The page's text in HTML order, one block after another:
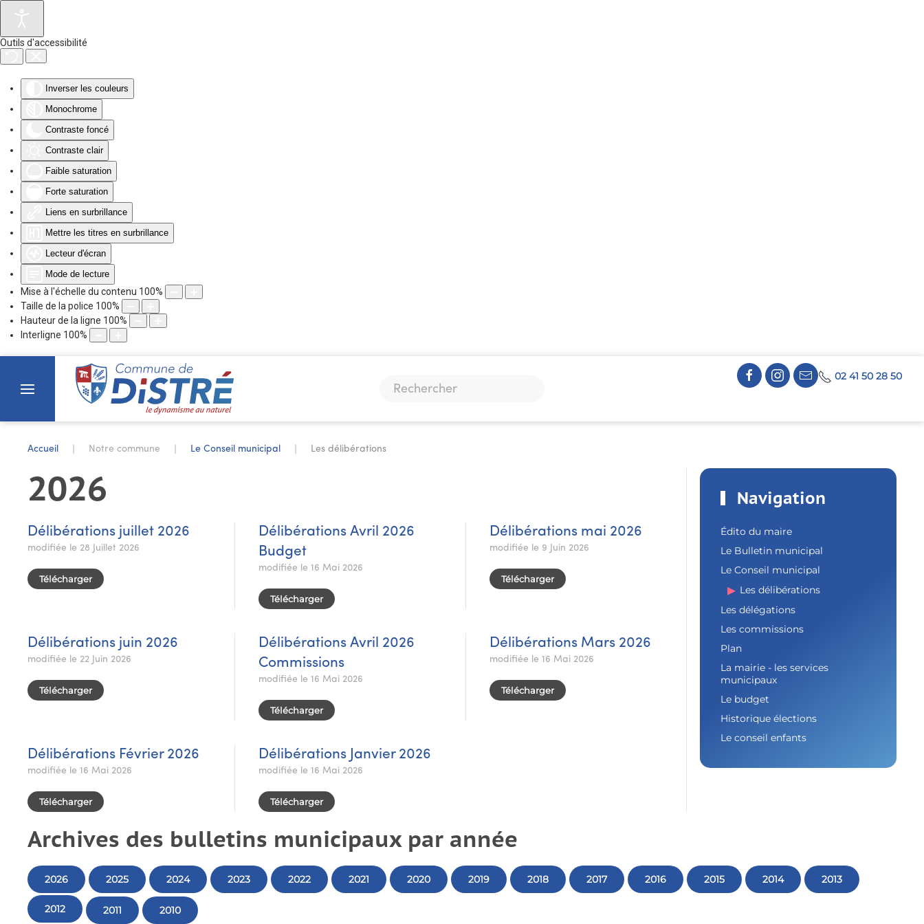
Outils d'accessibilité
Inverser les couleurs
Monochrome
Contraste foncé
Contraste clair
Faible saturation
Forte saturation
Liens en surbrillance
Mettre les titres en surbrillance
Lecteur d'écran
Mode de lecture
Mise à l'échelle du contenu 100%
Taille de la police 100%
Hauteur de la ligne 100%
Interligne 100%
Accéder au contenu principal
02 41 50 28 50
Accueil Notre commune Le Conseil municipal Les délibérations
2026
Délibérations juillet 2026
modifiée le 28 Juillet 2026
Télécharger
Délibérations Avril 2026
Budget
modifiée le 16 Mai 2026
Télécharger
Délibérations mai 2026
modifiée le 9 Juin 2026
Télécharger
Délibérations juin 2026
modifiée le 22 Juin 2026
Télécharger
Délibérations Avril 2026
Commissions
modifiée le 16 Mai 2026
Télécharger
Délibérations Mars 2026
modifiée le 16 Mai 2026
Télécharger
Délibérations Février 2026
modifiée le 16 Mai 2026
Télécharger
Délibérations Janvier 2026
modifiée le 16 Mai 2026
Télécharger
Navigation
Édito du maire
Le Bulletin municipal
Le Conseil municipal
Les délibérations
Les délégations
Les commissions
Plan
La mairie - les services
municipaux
Le budget
Historique élections
Le conseil enfants
Archives des bulletins municipaux par année
2026 2025 2024 2023 2022 2021 2020 2019 2018 2017 2016 2015 2014 2013
2012 2011 2010